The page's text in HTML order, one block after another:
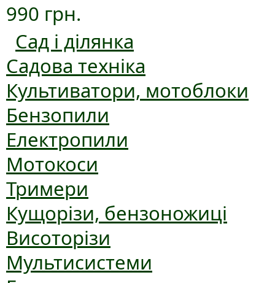
990 грн.
Сад і ділянка
Садова техніка
Культиватори, мотоблоки
Бензопили
Електропили
Мотокоси
Тримери
Кущорізи, бензоножиці
Висоторізи
Мультисистеми